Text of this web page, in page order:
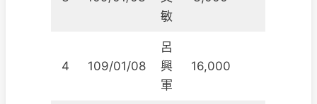
敏
4 109/01/08
呂
興
軍
16,000